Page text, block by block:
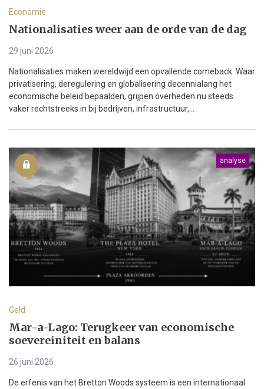
Economie
Nationalisaties weer aan de orde van de dag
29 juni 2026
Nationalisaties maken wereldwijd een opvallende comeback. Waar
privatisering, deregulering en globalisering decennialang het
economische beleid bepaalden, grijpen overheden nu steeds
vaker rechtstreeks in bij bedrijven, infrastructuur,...
analyse
Geld
Mar-a-Lago: Terugkeer van economische
soevereiniteit en balans
26 juni 2026
De erfenis van het Bretton Woods systeem is een internationaal